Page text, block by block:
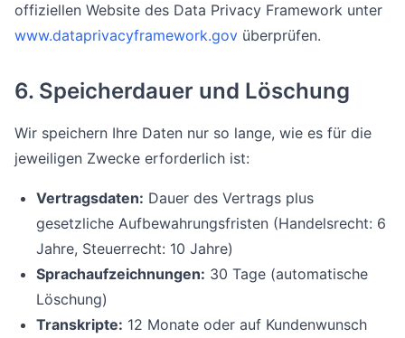
offiziellen Website des Data Privacy Framework unter
www.dataprivacyframework.gov überprüfen.
6. Speicherdauer und Löschung
Wir speichern Ihre Daten nur so lange, wie es für die
jeweiligen Zwecke erforderlich ist:
Vertragsdaten: Dauer des Vertrags plus
gesetzliche Aufbewahrungsfristen (Handelsrecht: 6
Jahre, Steuerrecht: 10 Jahre)
Sprachaufzeichnungen: 30 Tage (automatische
Löschung)
Transkripte: 12 Monate oder auf Kundenwunsch